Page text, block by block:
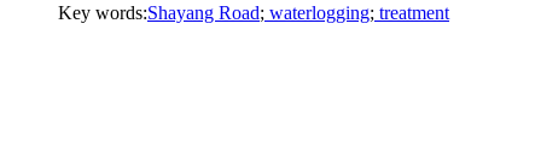
Key words:Shayang Road; waterlogging; treatment